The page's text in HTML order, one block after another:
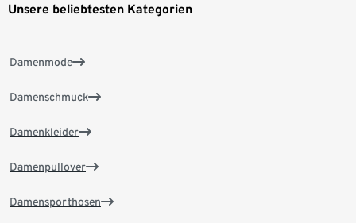
Unsere beliebtesten Kategorien
Damenmode
Damenschmuck
Damenkleider
Damenpullover
Damensporthosen